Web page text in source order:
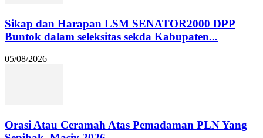
Sikap dan Harapan LSM SENATOR2000 DPP
Buntok dalam seleksitas sekda Kabupaten...
05/08/2026
Orasi Atau Ceramah Atas Pemadaman PLN Yang